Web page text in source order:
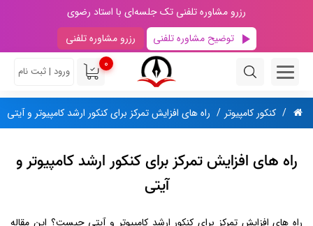
رزرو مشاوره تلفنی تک جلسه‌ای با استاد رضوی
توضیح مشاوره تلفنی
رزرو مشاوره تلفنی
0
ورود | ثبت نام
کنکور کامپیوتر راه های افزایش تمرکز برای کنکور ارشد کامپیوتر و آیتی
راه های افزایش تمرکز برای کنکور ارشد کامپیوتر و
آیتی
راه های افزایش تمرکز برای کنکور ارشد کامپیوتر و آیتی چیست؟ این مقاله